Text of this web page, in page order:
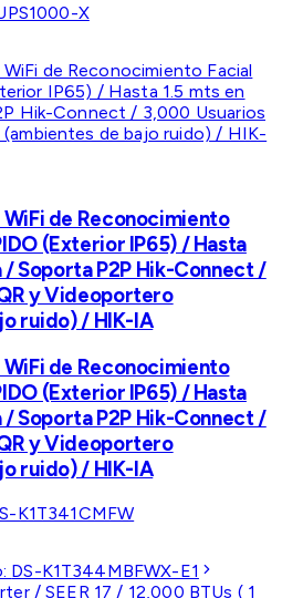
X
WiFi de Reconocimiento
(Exterior IP65) / Hasta
/ Soporta P2P Hik-Connect /
y Videoportero
ruido) / HIK-IA
WiFi de Reconocimiento
(Exterior IP65) / Hasta
/ Soporta P2P Hik-Connect /
y Videoportero
ruido) / HIK-IA
K1T341CMFW
DS-K1T344MBFWX-E1